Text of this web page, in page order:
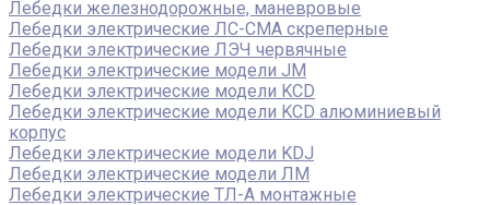
Лебедки железнодорожные, маневровые
Лебедки электрические ЛС-СМА скреперные
Лебедки электрические ЛЭЧ червячные
Лебедки электрические модели JM
Лебедки электрические модели KCD
Лебедки электрические модели KCD алюминиевый
корпус
Лебедки электрические модели KDJ
Лебедки электрические модели ЛМ
Лебедки электрические ТЛ-А монтажные